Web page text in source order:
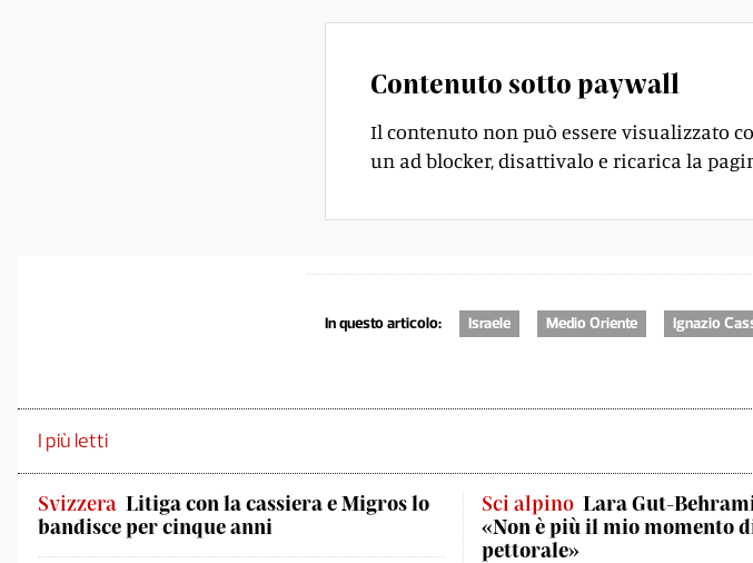
Contenuto sotto paywall
Il contenuto non può essere visualizzato
un ad blocker, disattivalo e ricarica la
In questo articolo: Israele Medio Oriente Ignazio
I più letti
Svizzera Litiga con la cassiera e Migros lo
bandisce per cinque anni
Sci alpino Lara Gut-
«Non è più il mio momento
pettorale»